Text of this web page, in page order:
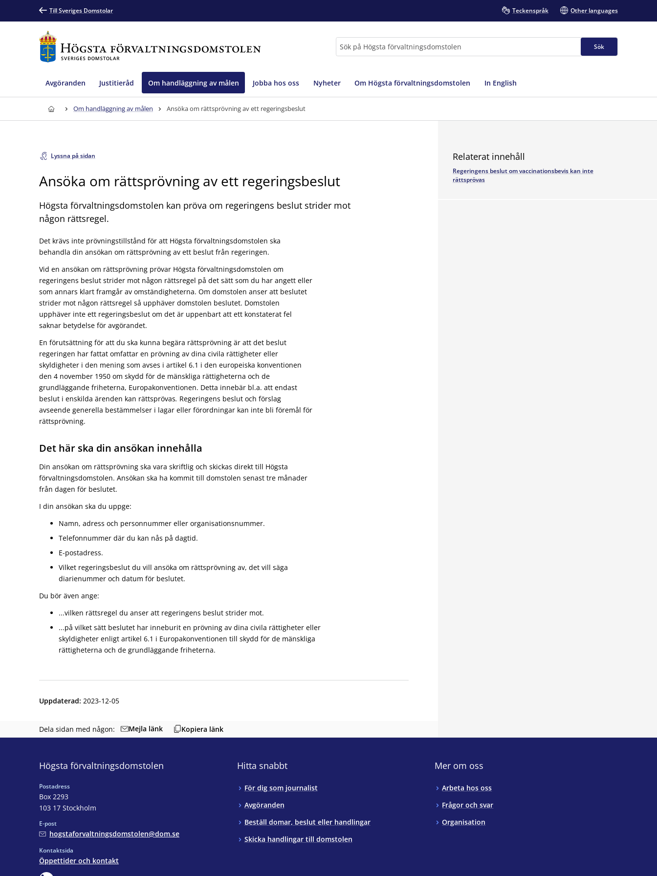
Till Sveriges Domstolar Teckenspråk Other languages
Sök
Avgöranden Justitieråd Om handläggning av målen Jobba hos oss Nyheter Om Högsta förvaltningsdomstolen In English
Om handläggning av målen Ansöka om rättsprövning av ett regeringsbeslut
Lyssna på sidan
Ansöka om rättsprövning av ett regeringsbeslut
Högsta förvaltningsdomstolen kan pröva om regeringens beslut strider mot
någon rättsregel.
Det krävs inte prövningstillstånd för att Högsta förvaltningsdomstolen ska
behandla din ansökan om rättsprövning av ett beslut från regeringen.
Vid en ansökan om rättsprövning prövar Högsta förvaltningsdomstolen om
regeringens beslut strider mot någon rättsregel på det sätt som du har angett eller
som annars klart framgår av omständigheterna. Om domstolen anser att beslutet
strider mot någon rättsregel så upp­häver domstolen beslutet. Domstolen
upphäver inte ett regeringsbeslut om det är uppenbart att ett konstaterat fel
saknar betydelse för avgörandet.
En förutsättning för att du ska kunna begära rättsprövning är att det beslut
regeringen har fattat omfattar en prövning av dina civila rättigheter eller
skyldigheter i den mening som avses i artikel 6.1 i den europeiska konventionen
den 4 november 1950 om skydd för de mänskliga rättigheterna och de
grundläggande friheterna, Europakonventionen. Detta innebär bl.a. att endast
beslut i enskilda ärenden kan rättsprövas. Regeringens beslut och förslag
avseende generella bestämmelser i lagar eller förordningar kan inte bli föremål för
rättsprövning.
Det här ska din ansökan innehålla
Din ansökan om rättsprövning ska vara skriftlig och skickas direkt till Högsta
förvaltningsdomstolen. Ansökan ska ha kommit till domstolen senast tre månader
från dagen för beslutet.
I din ansökan ska du uppge:
Namn, adress och personnummer eller organisationsnummer.
Telefonnummer där du kan nås på dagtid.
E-postadress.
Vilket regeringsbeslut du vill ansöka om rättsprövning av, det vill säga
diarienummer och datum för beslutet.
Du bör även ange:
...vilken rättsregel du anser att regeringens beslut strider mot.
...på vilket sätt beslutet har inneburit en prövning av dina civila rättigheter eller
skyldigheter enligt artikel 6.1 i Europakonventionen till skydd för de mänskliga
rättigheterna och de grundläggande friheterna.
Uppdaterad: 2023-12-05
Dela sidan med någon: Mejla länk Kopiera länk
Relaterat innehåll
Regeringens beslut om vaccinationsbevis kan inte
rättsprövas
Högsta förvaltningsdomstolen
Postadress
Box 2293
103 17 Stockholm
E-post
hogstaforvaltningsdomstolen@dom.se
Kontaktsida
Öppettider och kontakt
Hitta snabbt
För dig som journalist
Avgöranden
Beställ domar, beslut eller handlingar
Skicka handlingar till domstolen
Mer om oss
Arbeta hos oss
Frågor och svar
Organisation